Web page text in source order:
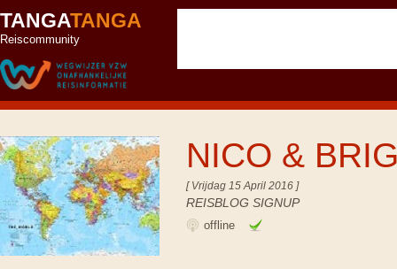
TANGATANGA
Reiscommunity
NICO &
[ Vrijdag 15 April 2016 ]
REISBLOG SIGNUP
offline